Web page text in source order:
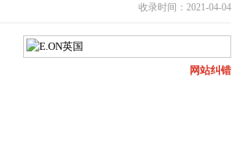
收录时间：2021-04-04
网站纠错